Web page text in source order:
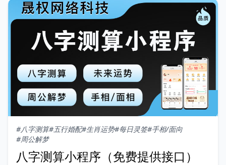
#八字测算#五行婚配#生肖运势#每日灵签#手相/面向
#周公解梦
八字测算小程序（免费提供接口）